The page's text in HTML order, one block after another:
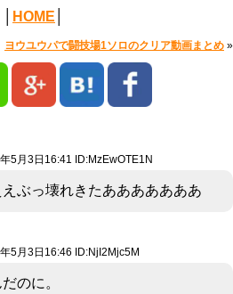
HOME
ヨウユウパで闘技場1ソロのクリア動画まとめ »
5月3日16:41 ID:MzEwOTE1N
ぶっ壊れきたあああああああ
5月3日16:46 ID:NjI2Mjc5M
のに。